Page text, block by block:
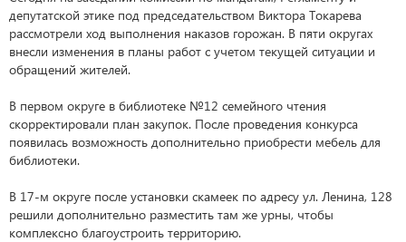
депутатской этике под председательством Виктора Токарева
рассмотрели ход выполнения наказов горожан. В пяти округах
внесли изменения в планы работ с учетом текущей ситуации и
обращений жителей.
В первом округе в библиотеке №12 семейного чтения
скорректировали план закупок. После проведения конкурса
появилась возможность дополнительно приобрести мебель для
библиотеки.
В 17-м округе после установки скамеек по адресу ул. Ленина, 128
решили дополнительно разместить там же урны, чтобы
комплексно благоустроить территорию.